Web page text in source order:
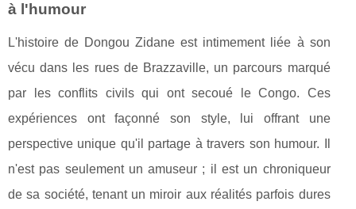
à l'humour
L'histoire de Dongou Zidane est intimement liée à son
vécu dans les rues de Brazzaville, un parcours marqué
par les conflits civils qui ont secoué le Congo. Ces
expériences ont façonné son style, lui offrant une
perspective unique qu'il partage à travers son humour. Il
n'est pas seulement un amuseur ; il est un chroniqueur
de sa société, tenant un miroir aux réalités parfois dures